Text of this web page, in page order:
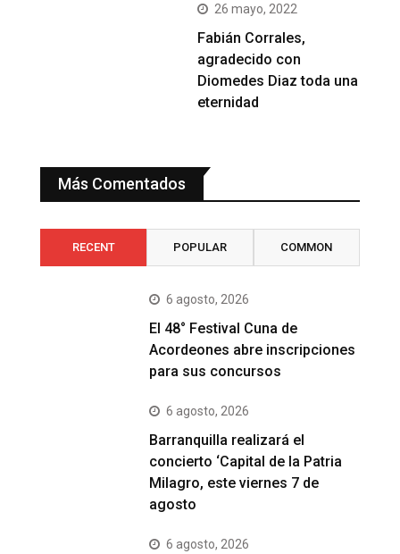
26 mayo, 2022
Fabián Corrales,
agradecido con
Diomedes Diaz toda una
eternidad
Más Comentados
RECENT POPULAR COMMON
6 agosto, 2026
El 48° Festival Cuna de
Acordeones abre inscripciones
para sus concursos
6 agosto, 2026
Barranquilla realizará el
concierto ‘Capital de la Patria
Milagro, este viernes 7 de
agosto
6 agosto, 2026